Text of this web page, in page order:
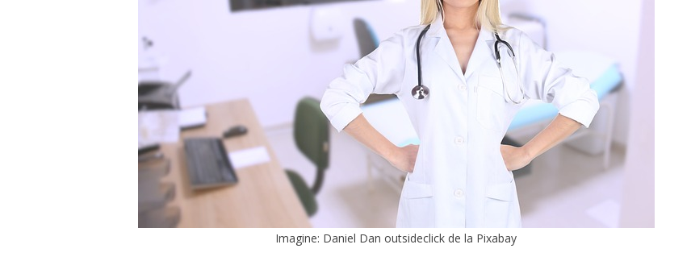
Imagine: Daniel Dan outsideclick de la Pixabay